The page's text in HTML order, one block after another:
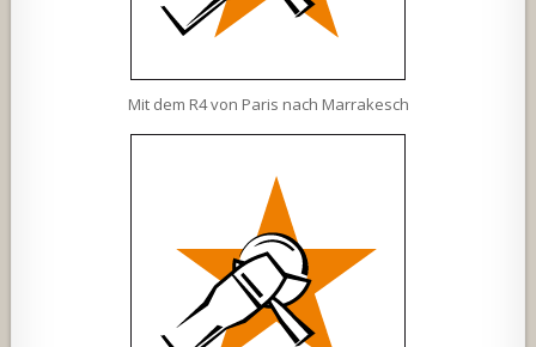
Mit dem R4 von Paris nach Marrakesch